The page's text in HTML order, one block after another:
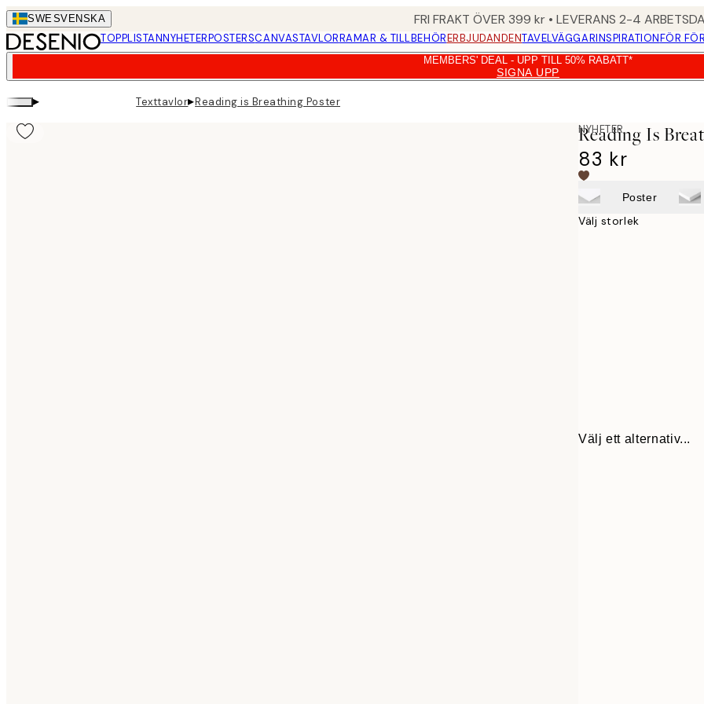
Skip
to
main
SWESVENSKA FRI FRAKT ÖVER 399 kr • LEVERANS 2-4
TOPPLISTANNYHETERPOSTERSCANVASTAVLORRAMAR & TILLBEHÖRERBJUDANDENTAVELVÄGGARINSPIRATIONFÖR
MEMBERS' DEAL - UPP TILL 50% RABATT*
SIGNA UPP
▸ Texttavlor▸Reading is Breathing Poster
NYHETER
Reading Is
83 kr
Poster
Välj storlek
Välj ett alternativ...